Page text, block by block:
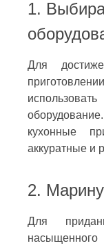
1.
Для
кухонные
аккуратные и
2.
Для
насыщенного